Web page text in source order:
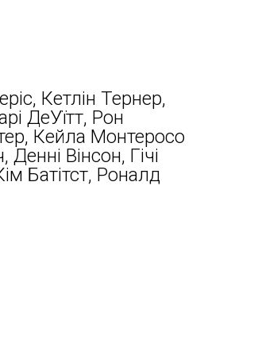
Кетлін Тернер,
ДеУїтт, Рон
Кейла Монтеросо
Вінсон, Гічі
Батітст, Роналд